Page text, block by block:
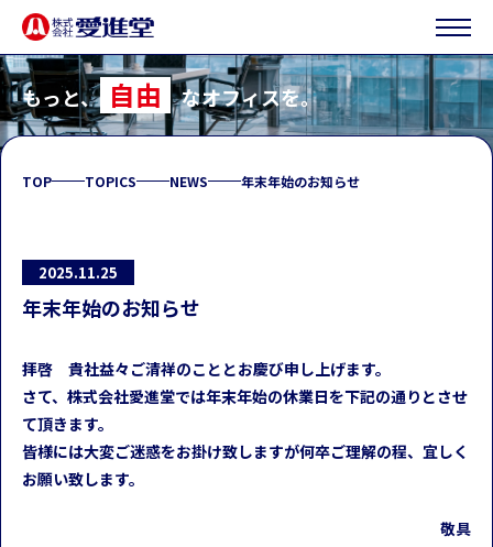
もっと、 自由 なオフィスを。
TOP TOPICS NEWS 年末年始のお知らせ
2025.11.25
年末年始のお知らせ
拝啓 貴社益々ご清祥のこととお慶び申し上げます。
さて、株式会社愛進堂では年末年始の休業日を下記の通りとさせ
て頂きます。
皆様には大変ご迷惑をお掛け致しますが何卒ご理解の程、宜しく
お願い致します。
敬具